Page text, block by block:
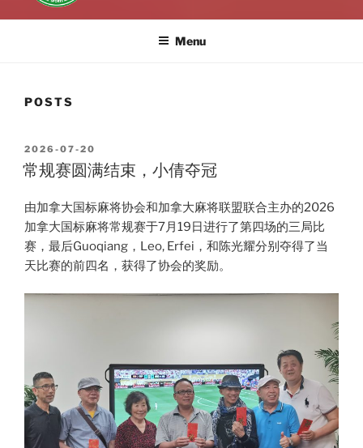
Menu
POSTS
POSTED
ON
2026-07-20
常规赛圆满结束，小倩夺冠
由加拿大国标麻将协会和加拿大麻将联盟联合主办的2026
加拿大国标麻将常规赛于7月19日进行了第四场的三局比
赛，最后Guoqiang，Leo, Erfei，和陈光耀分别夺得了当
天比赛的前四名，获得了协会的奖励。